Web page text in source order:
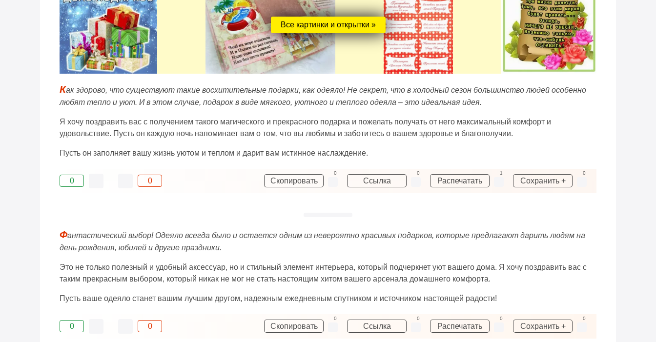
Все картинки и открытки »
Как здорово, что существуют такие восхитительные подарки, как одеяло! Не секрет, что в холодный сезон большинство людей особенно
любят тепло и уют. И в этом случае, подарок в виде мягкого, уютного и теплого одеяла – это идеальная идея.
Я хочу поздравить вас с получением такого магического и прекрасного подарка и пожелать получать от него максимальный комфорт и
удовольствие. Пусть он каждую ночь напоминает вам о том, что вы любимы и заботитесь о вашем здоровье и благополучии.
Пусть он заполняет вашу жизнь уютом и теплом и дарит вам истинное наслаждение.
0 0 Скопировать
0
Ссылка
0
Распечатать
1
Сохранить +
0
Фантастический выбор! Одеяло всегда было и остается одним из невероятно красивых подарков, которые предлагают дарить людям на
день рождения, юбилей и другие праздники.
Это не только полезный и удобный аксессуар, но и стильный элемент интерьера, который подчеркнет уют вашего дома. Я хочу поздравить вас с
таким прекрасным выбором, который никак не мог не стать настоящим хитом вашего арсенала домашнего комфорта.
Пусть ваше одеяло станет вашим лучшим другом, надежным ежедневным спутником и источником настоящей радости!
0 0 Скопировать
0
Ссылка
0
Распечатать
0
Сохранить +
0